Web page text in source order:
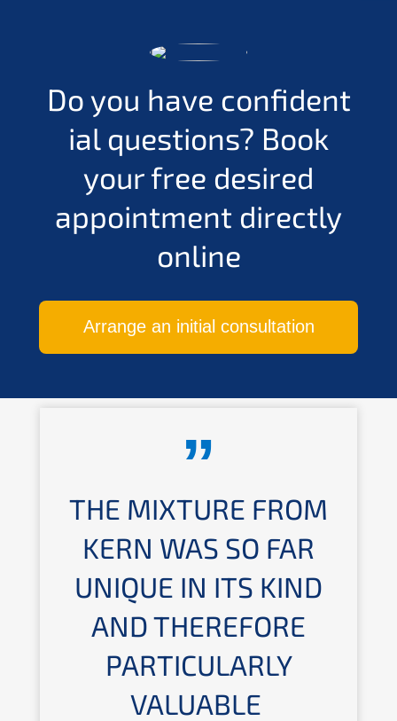
Do you have confi­den­t
i­al questi­ons? Book
your free desired
appoint­ment direct­ly
online
Arran­ge an initi­al consultation
THE MIXTU­RE FROM
KERN WAS SO FAR
UNIQUE IN ITS KIND
AND THERE­FO­RE
PARTI­CU­LAR­LY
VALUABLE